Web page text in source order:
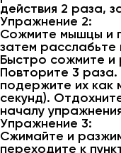
действия 2 раза,
Упражнение 2:
Сожмите мышцы и
затем расслабьте
Быстро сожмите и
Повторите 3
подержите их как
секунд).
началу
Упражнение 3:
Сжимайте и
переходите к